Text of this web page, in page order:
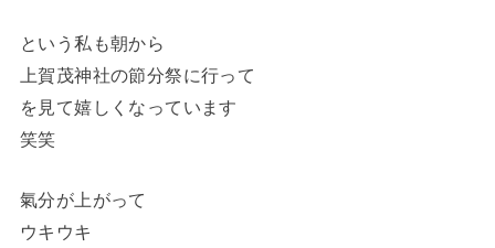
という私も朝から
上賀茂神社の節分祭に行って
を見て嬉しくなっています
笑笑
氣分が上がって
ウキウキ